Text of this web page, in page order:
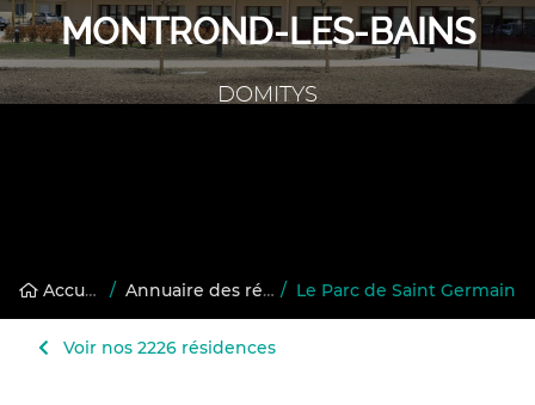
MONTROND-LES-BAINS
DOMITYS
Accueil / Annuaire des résidences gérées / Le Parc de Saint Germain
Voir nos 2226 résidences